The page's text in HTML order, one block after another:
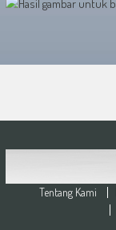
Tentang Kami